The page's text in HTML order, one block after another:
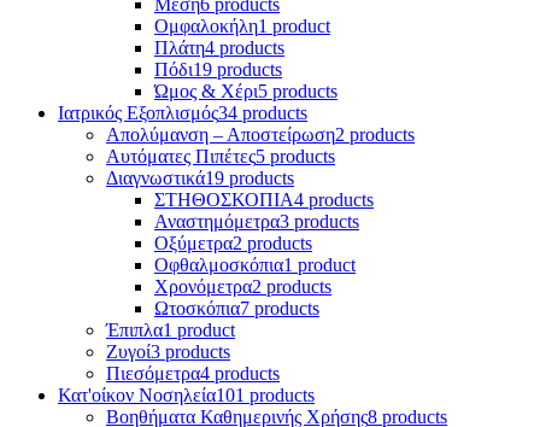
Ομφαλοκήλη1 product
Πλάτη4 products
Πόδι19 products
Ώμος & Χέρι5 products
Ιατρικός Εξοπλισμός34 products
Απολύμανση – Αποστείρωση2 products
Αυτόματες Πιπέτες5 products
Διαγνωστικά19 products
ΣΤΗΘΟΣΚΟΠΙΑ4 products
Αναστημόμετρα3 products
Οξύμετρα2 products
Οφθαλμοσκόπια1 product
Χρονόμετρα2 products
Ωτοσκόπια7 products
Έπιπλα1 product
Ζυγοί3 products
Πιεσόμετρα4 products
Κατ'οίκον Νοσηλεία101 products
Βοηθήματα Καθημερινής Χρήσης8 products